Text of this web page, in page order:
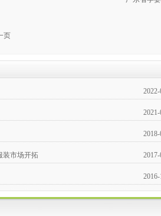
页
装市场开拓